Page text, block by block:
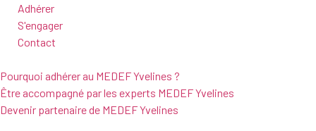
Adhérer
S'engager
Contact
Pourquoi adhérer au MEDEF Yvelines ?
Être accompagné par les experts MEDEF Yvelines
Devenir partenaire de MEDEF Yvelines